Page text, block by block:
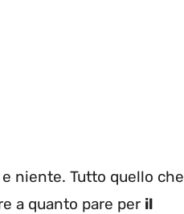
niente. Tutto quello che
a quanto pare per il